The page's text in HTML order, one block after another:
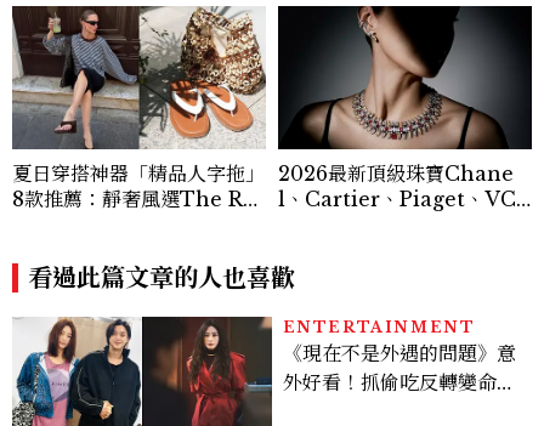
夏日穿搭神器「精品人字拖」
8款推薦：靜奢風選The Ro
2026最新頂級珠寶Chane
l、Cartier、Piaget、VC
看過此篇文章的人也喜歡
ENTERTAINMENT
《現在不是外遇的問題》意
外好看！抓偷吃反轉變命